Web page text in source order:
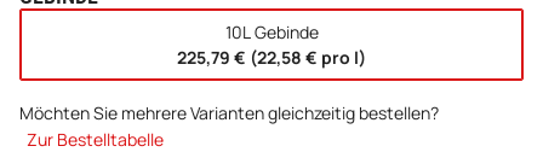
wählen
10L Gebinde
225,79 € (22,58 € pro l)
Möchten Sie mehrere Varianten gleichzeitig bestellen?
Zur Bestelltabelle